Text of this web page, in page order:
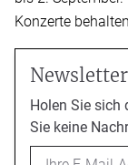
Konzerte
Newsletter
Holen Sie sich
Sie keine
Email